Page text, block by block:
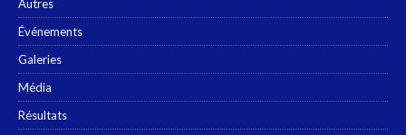
Autres
Événements
Galeries
Média
Résultats